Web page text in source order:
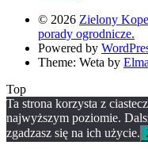
© 2026 Zielony
porady ogrodnicze.
Powered by
Theme: Weta by
Top
Ta strona korzysta z
najwyższym poziomie.
zgadzasz się na ich użycie.